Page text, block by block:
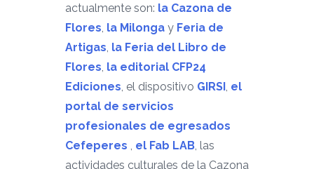
actualmente son: la Cazona de
Flores la Milonga y Feria de
Artigas la Feria del Libro de
Flores la editorial CFP24
Ediciones , el dispositivo GIRSI, el
portal de servicios
profesionales de egresados
Cefeperes
el Fab LAB, las
actividades culturales de la Cazona